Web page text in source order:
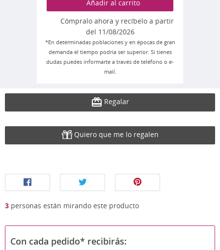
Añadir al carrito
Cómpralo ahora y recíbelo a partir
del 11/08/2026
*En determinadas poblaciones y en épocas de gran
demanda el tiempo podría ser superior. Si tienes
dudas puedes informarte a través de teléfono o e-
mail.
Regalar
Quiero que me lo regalen
3 personas están mirando este producto
Con cada pedido* recibirás: